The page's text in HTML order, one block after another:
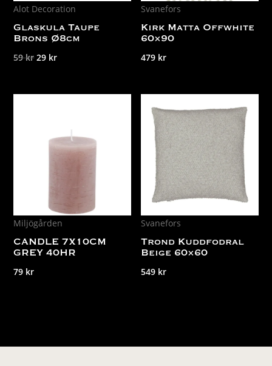
Alot Decoration
Glaskula Taupe
Brons Ø8cm
59krDet
29 krDet
Svanefors
Kirk Matta Offwhite
60×90
479 kr
Miljögården
CANDLE 7X10CM
GREY 40HR
79 kr
Svanefors
Trond Kuddfodral
Beige 60×60
549 kr